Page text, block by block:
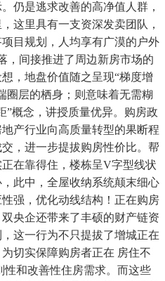
仍是逃求改善的高净值人群，
这里具有一支资深发卖团队，
目规划，人均享有广漠的户外
，间接推进了周边新房市场的
，地盘价值随之呈现“梯度增
圈层的栖身；则意味着无需糊
”概念，讲授质量优异。购房政
产行业向高质量转型的果断程
，进一步提拔购房性价比。帮
在靠得住，楼栋呈V字型线状
此中，全屋收纳系统颠末细心
强，优化动线结构！正在购房
央企还带来了丰硕的财产链资
这一行为不只提拔了增城正在
切实保障购房者正在 房住不
和改善性住房需求。而这些